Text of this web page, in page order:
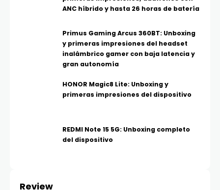
ANC híbrido y hasta 26 horas de batería
Primus Gaming Arcus 360BT: Unboxing
y primeras impresiones del headset
inalámbrico gamer con baja latencia y
gran autonomía
HONOR Magic8 Lite: Unboxing y
primeras impresiones del dispositivo
REDMI Note 15 5G: Unboxing completo
del dispositivo
Review